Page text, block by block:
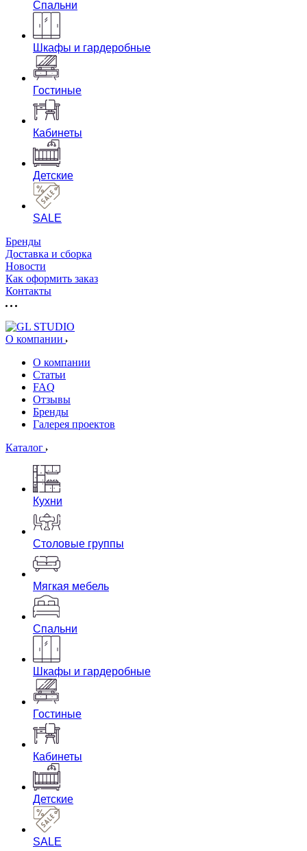
Спальни
Шкафы и гардеробные
Гостиные
Кабинеты
Детские
SALE
Бренды
Доставка и сборка
Новости
Как оформить заказ
Контакты
О компании
О компании
Статьи
FAQ
Отзывы
Бренды
Галерея проектов
Каталог
Кухни
Столовые группы
Мягкая мебель
Спальни
Шкафы и гардеробные
Гостиные
Кабинеты
Детские
SALE